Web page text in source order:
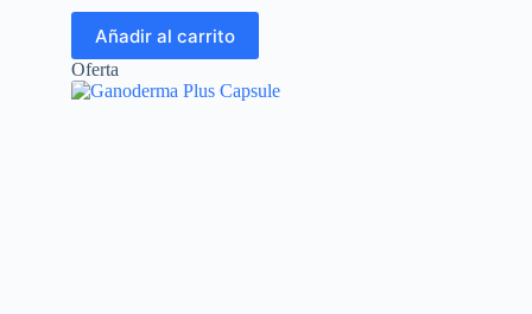
Añadir al carrito
Oferta